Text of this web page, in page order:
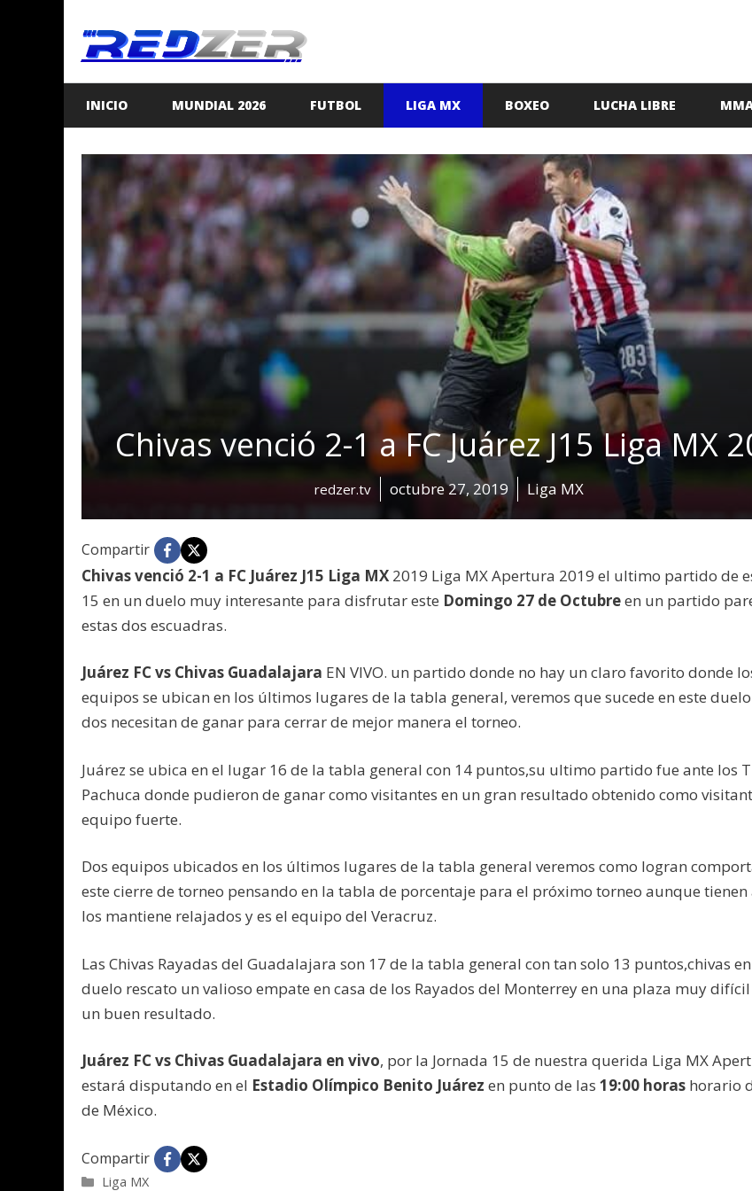
contenido
INICIO MUNDIAL 2026 FUTBOL LIGA MX BOXEO LUCHA LIBRE
Chivas venció 2-1 a FC Juárez J15 Liga MX
redzer.tv octubre 27, 2019 Liga MX
Compartir
Chivas venció 2-1 a FC Juárez J15 Liga MX 2019 Liga MX Apertura 2019 el ultimo partido de
15 en un duelo muy interesante para disfrutar este Domingo 27 de Octubreen un partido
estas dos escuadras.
Juárez FC vs Chivas Guadalajara EN VIVO. un partido donde no hay un claro favorito donde
equipos se ubican en los últimos lugares de la tabla general, veremos que sucede en este
dos necesitan de ganar para cerrar de mejor manera el torneo.
Juárez se ubica en el lugar 16 de la tabla general con 14 puntos,su ultimo partido fue ante los
Pachuca donde pudieron de ganar como visitantes en un gran resultado obtenido como
equipo fuerte.
Dos equipos ubicados en los últimos lugares de la tabla general veremos como logran
este cierre de torneo pensando en la tabla de porcentaje para el próximo torneo aunque tienen
los mantiene relajados y es el equipo del Veracruz.
Las Chivas Rayadas del Guadalajara son 17 de la tabla general con tan solo 13 puntos,chivas
duelo rescato un valioso empate en casa de los Rayados del Monterrey en una plaza muy
un buen resultado.
Juárez FC vs Chivas Guadalajara en vivo, por la Jornada 15 de nuestra querida Liga MX
estará disputando en el Estadio Olímpico Benito Juárez en punto de las 19:00 horas horario
de México.
Compartir
Categorías
Liga MX